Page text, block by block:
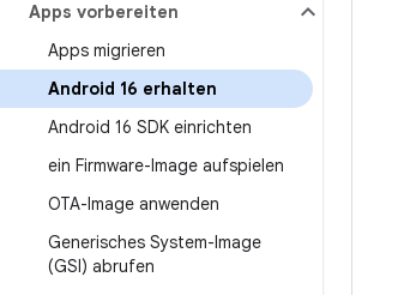
Apps vorbereiten
Apps migrieren
Android 16 erhalten
Android 16 SDK einrichten
ein Firmware-Image aufspielen
OTA-Image anwenden
Generisches System-Image
(GSI) abrufen